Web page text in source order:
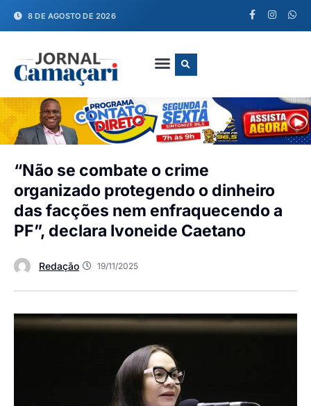
8 DE AGOSTO DE 2026
“Não se combate o crime
organizado protegendo o dinheiro
das facções nem enfraquecendo a
PF”, declara Ivoneide Caetano
Redação 19/11/2025